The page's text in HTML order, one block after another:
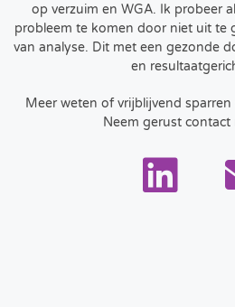
op verzuim en WGA. Ik probeer
probleem te komen door niet uit te
van analyse. Dit met een gezonde
en
Meer weten of vrijblijvend
Neem gerust contact